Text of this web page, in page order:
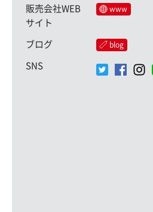
販売会社WEB
サイト
www
ブログ blog
SNS